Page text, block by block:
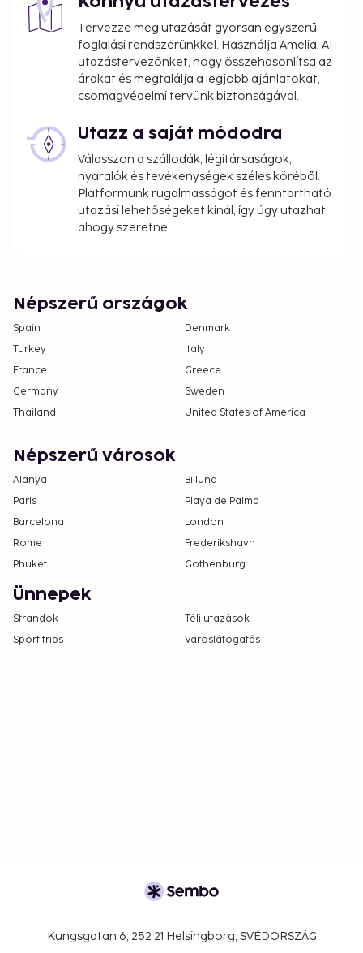
using information in the booking confirmation.
The property is professionally cleaned.
Contactless check-in and contactless check-out
are available.
Tervezze meg utazását gyorsan egyszerű
foglalási rendszerünkkel. Használja Amelia, AI
utazástervezőnket, hogy összehasonlítsa az
árakat és megtalálja a legjobb ajánlatokat,
csomagvédelmi tervünk biztonságával.
Utazz a saját módodra
Válasszon a szállodák, légitársaságok,
nyaralók és tevékenységek széles köréből.
Platformunk rugalmasságot és fenntartható
utazási lehetőségeket kínál, így úgy utazhat,
ahogy szeretne.
Népszerű országok
Spain
Denmark
Turkey
Italy
France
Greece
Germany
Sweden
Thailand
United States of America
Népszerű városok
Alanya
Billund
Paris
Playa de Palma
Barcelona
London
Rome
Frederikshavn
Phuket
Gothenburg
Ünnepek
Strandok
Téli utazások
Sport trips
Városlátogatás
Kungsgatan 6, 252 21 Helsingborg, SVÉDORSZÁG